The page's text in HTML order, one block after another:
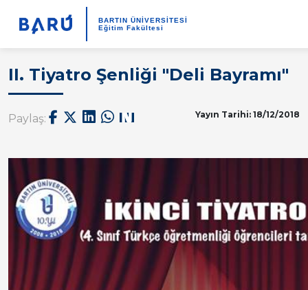
BARTIN ÜNİVERSİTESİ
Eğitim Fakültesi
II. Tiyatro Şenliği "Deli Bayramı"
Paylaş: Yayın Tarihi: 18/12/2018